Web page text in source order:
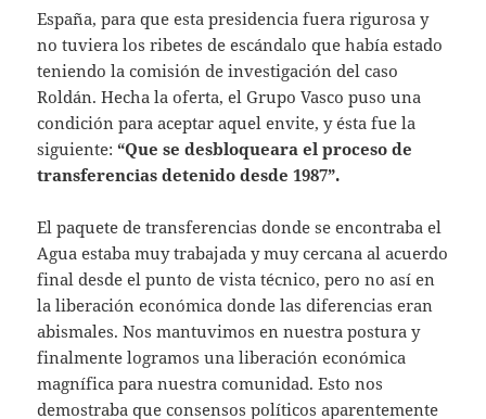
España, para que esta presidencia fuera rigurosa y
no tuviera los ribetes de escándalo que había estado
teniendo la comisión de investigación del caso
Roldán. Hecha la oferta, el Grupo Vasco puso una
condición para aceptar aquel envite, y ésta fue la
siguiente:“Que se desbloqueara el proceso de
transferencias detenido desde 1987”.
El paquete de transferencias donde se encontraba el
Agua estaba muy trabajada y muy cercana al acuerdo
final desde el punto de vista técnico, pero no así en
la liberación económica donde las diferencias eran
abismales. Nos mantuvimos en nuestra postura y
finalmente logramos una liberación económica
magnífica para nuestra comunidad. Esto nos
demostraba que consensos políticos aparentemente